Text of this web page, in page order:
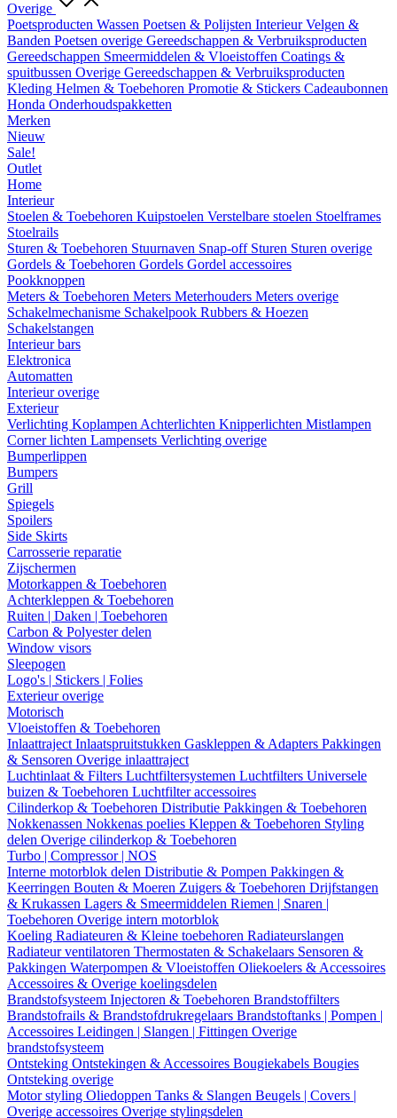
Overige
Poetsproducten Wassen Poetsen & Polijsten InterieurVelgen &
Banden Poetsen overige Gereedschappen & Verbruiksproducten
Gereedschappen Smeermiddelen & Vloeistoffen Coatings &
spuitbussen Overige Gereedschappen & Verbruiksproducten
Kleding Helmen & Toebehoren Promotie & Stickers Cadeaubonnen
Honda Onderhoudspakketten
Merken
Nieuw
Sale!
Outlet
Home
Interieur
Stoelen & Toebehoren Kuipstoelen Verstelbare stoelen Stoelframes
Stoelrails
Sturen & Toebehoren Stuurnaven Snap-off Sturen Sturen overige
Gordels & Toebehoren Gordels Gordel accessoires
Pookknoppen
Meters & Toebehoren Meters Meterhouders Meters overige
Schakelmechanisme Schakelpook Rubbers & Hoezen
Schakelstangen
Interieur bars
Elektronica
Automatten
Interieur overige
Exterieur
Verlichting Koplampen Achterlichten Knipperlichten Mistlampen
Corner lichten Lampensets Verlichting overige
Bumperlippen
Bumpers
Grill
Spiegels
Spoilers
Side Skirts
Carrosserie reparatie
Zijschermen
Motorkappen & Toebehoren
Achterkleppen & Toebehoren
Ruiten | Daken | Toebehoren
Carbon & Polyester delen
Window visors
Sleepogen
Logo's | Stickers | Folies
Exterieur overige
Motorisch
Vloeistoffen & Toebehoren
Inlaattraject Inlaatspruitstukken Gaskleppen & Adapters Pakkingen
& Sensoren Overige inlaattraject
Luchtinlaat & Filters Luchtfiltersystemen Luchtfilters Universele
buizen & Toebehoren Luchtfilter accessoires
Cilinderkop & Toebehoren Distributie Pakkingen & Toebehoren
Nokkenassen Nokkenas poelies Kleppen & Toebehoren Styling
delen Overige cilinderkop & Toebehoren
Turbo | Compressor | NOS
Interne motorblok delen Distributie & Pompen Pakkingen &
Keerringen Bouten & Moeren Zuigers & Toebehoren Drijfstangen
& Krukassen Lagers & Smeermiddelen Riemen | Snaren |
Toebehoren Overige intern motorblok
Koeling Radiateuren & Kleine toebehoren Radiateurslangen
Radiateur ventilatoren Thermostaten & Schakelaars Sensoren &
Pakkingen Waterpompen & Vloeistoffen Oliekoelers & Accessoires
Accessoires & Overige koelingsdelen
Brandstofsysteem Injectoren & Toebehoren Brandstoffilters
Brandstofrails & Brandstofdrukregelaars Brandstoftanks | Pompen |
Accessoires Leidingen | Slangen | Fittingen Overige
brandstofsysteem
Ontsteking Ontstekingen & Accessoires Bougiekabels Bougies
Ontsteking overige
Motor styling Oliedoppen Tanks & Slangen Beugels | Covers |
Overige accessoires Overige stylingsdelen